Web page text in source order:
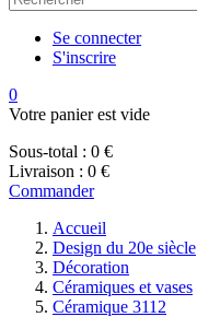
Se connecter
S'inscrire
0
Votre panier est vide
Sous-total : 0 €
Livraison : 0 €
Commander
Accueil
Design du 20e siècle
Décoration
Céramiques et vases
Céramique 3112